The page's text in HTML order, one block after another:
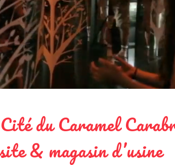
du Caramel
& magasin d’usine